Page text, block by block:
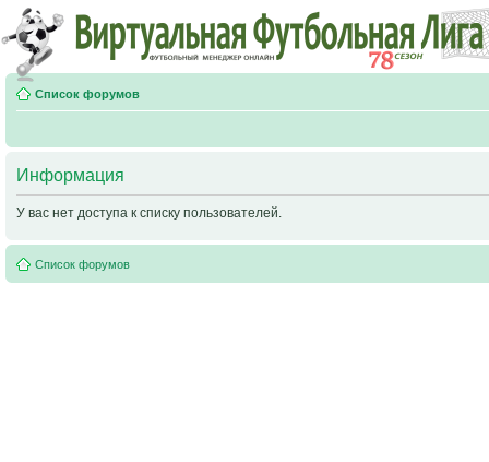
Список форумов
Информация
У вас нет доступа к списку пользователей.
Список форумов